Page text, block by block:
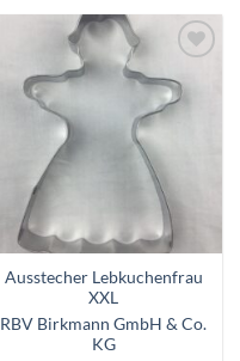
Zum
Wunschzettel
hinzufügen
Ausstecher Lebkuchenfrau
XXL
RBV Birkmann GmbH & Co.
KG